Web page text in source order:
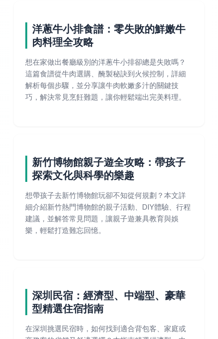
洋蔥牛小排食譜：零失敗的鮮嫩牛
肉料理全攻略
想在家做出餐廳級別的洋蔥牛小排卻總是失敗嗎？
這篇食譜從牛肉選購、醃製秘訣到火候控制，詳細
解析每個步驟，並分享讓牛肉軟嫩多汁的關鍵技
巧，解決常見烹飪難題，讓你輕鬆端出完美料理。
新竹博物館親子遊全攻略：帶孩子
探索文化與科學的樂趣
想帶孩子去新竹博物館玩卻不知從何規劃？本文詳
細介紹新竹熱門博物館的親子活動、DIY體驗、行程
建議，並解答常見問題，讓親子遊兼具教育與娛
樂，輕鬆打造難忘回憶。
深圳民宿：經濟型、中端型、豪華
型精選住宿指南
在深圳挑選民宿時，如何找到適合背包客、家庭或